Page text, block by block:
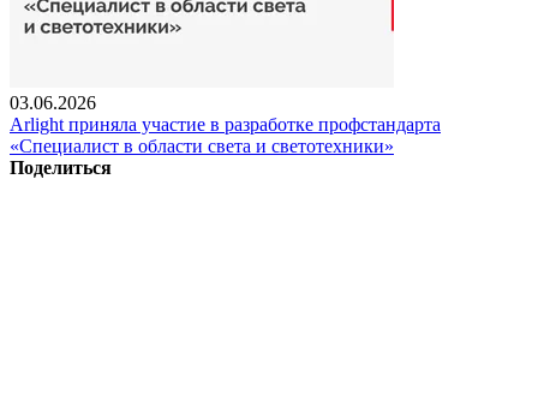
03.06.2026
Arlight приняла участие в разработке профстандарта
«Специалист в области света и светотехники»
Поделиться